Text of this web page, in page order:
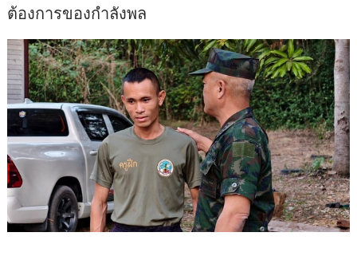
ต้องการของกำลังพล